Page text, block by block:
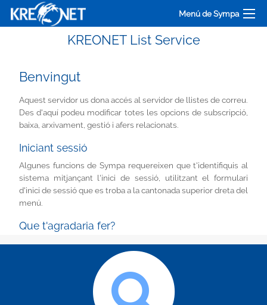
Menú de Sympa
KREONET List Service
Benvingut
Aquest servidor us dona accés al servidor de llistes de correu.
Des d'aquí podeu modificar totes les opcions de subscripció,
baixa, arxivament, gestió i afers relacionats.
Iniciant sessió
Algunes funcions de Sympa requereixen que t'identifiquis al
sistema mitjançant l'inici de sessió, utilitzant el formulari
d'inici de sessió que es troba a la cantonada superior dreta del
menú.
Que t'agradaria fer?